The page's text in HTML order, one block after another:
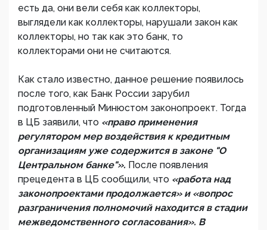
есть да, они вели себя как коллекторы,
выглядели как коллекторы, нарушали закон как
коллекторы, но так как это банк, то
коллекторами они не считаются.
Как стало известно, данное решение появилось
после того, как Банк России зарубил
подготовленный Минюстом законопроект. Тогда
в ЦБ заявили, что «право применения
регулятором мер воздействия к кредитным
организациям уже содержится в законе "О
Центральном банке"». После появления
прецедента в ЦБ сообщили, что «работа над
законопроектами продолжается» и «вопрос
разграничения полномочий находится в стадии
межведомственного согласования». В